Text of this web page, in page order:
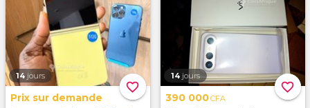
favorite_border
14 jours
Prix sur demande
favorite_border
14 jours
390 000CFA